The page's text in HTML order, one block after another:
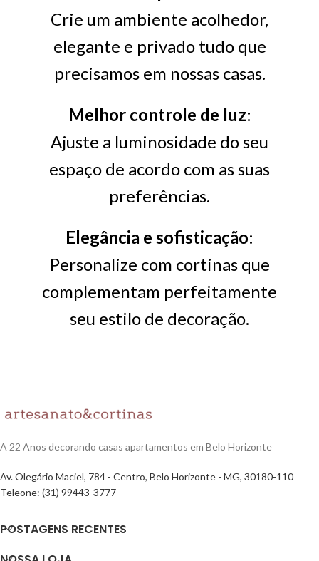
Crie um ambiente acolhedor,
elegante e privado tudo que
precisamos em nossas casas.
Melhor controle de luz:
Ajuste a luminosidade do seu
espaço de acordo com as suas
preferências.
Elegância e sofisticação:
Personalize com cortinas que
complementam perfeitamente
seu estilo de decoração.
A 22 Anos decorando casas apartamentos em Belo Horizonte
Av. Olegário Maciel, 784 - Centro, Belo Horizonte - MG, 30180-110
Teleone: (31) 99443-3777
POSTAGENS RECENTES